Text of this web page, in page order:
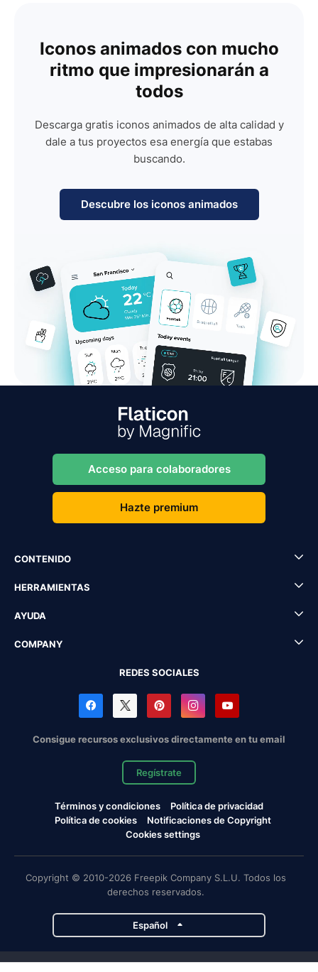
Iconos animados con mucho
ritmo que impresionarán a
todos
Descarga gratis iconos animados de alta calidad y
dale a tus proyectos esa energía que estabas
buscando.
Descubre los iconos animados
Acceso para colaboradores
Hazte premium
CONTENIDO
HERRAMIENTAS
AYUDA
COMPANY
REDES SOCIALES
Consigue recursos exclusivos directamente en tu email
Regístrate
Términos y condiciones
Política de privacidad
Política de cookies
Notificaciones de Copyright
Cookies settings
Copyright © 2010-2026 Freepik Company S.L.U. Todos los
derechos reservados.
Español